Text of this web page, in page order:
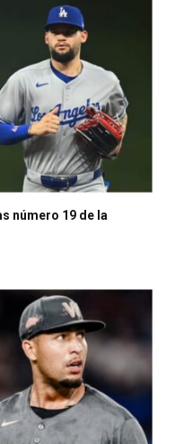
número 19 de la